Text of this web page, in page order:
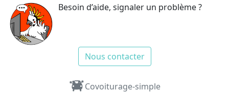
Besoin d’aide, signaler un problème ?
Nous contacter
Covoiturage-simple